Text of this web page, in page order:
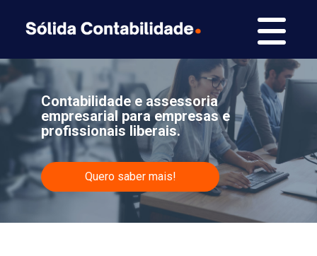
Contabilidade e assessoria
empresarial para empresas e
profissionais liberais.
Quero saber mais!